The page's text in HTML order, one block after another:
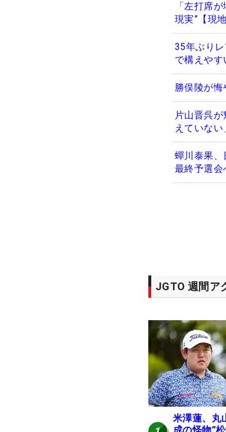
「左打席
現実”【現
35年ぶり
で構えやす
勝俣陵が
片山晋呉
えていない
蟬川泰果
最終予選会
JGTO 週間ア
米澤蓮、丸
成の怪物”